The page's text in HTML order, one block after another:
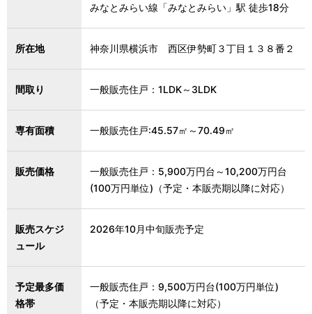
みなとみらい線「みなとみらい」駅 徒歩18分
所在地 神奈川県横浜市 西区伊勢町３丁目１３８番２
間取り 一般販売住戸：1LDK～3LDK
専有面積 一般販売住戸:45.57㎡～70.49㎡
販売価格
一般販売住戸：5,900万円台～10,200万円台
(100万円単位)（予定・本販売期以降に対応）
販売スケジ
ュール
2026年10月中旬販売予定
予定最多価
格帯
一般販売住戸：9,500万円台(100万円単位)
（予定・本販売期以降に対応）